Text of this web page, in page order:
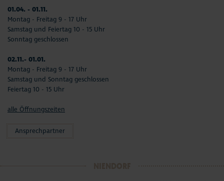
01.04. - 01.11.
Montag - Freitag 9 - 17 Uhr
Samstag und Feiertag 10 - 15 Uhr
Sonntag geschlossen
02.11.- 01.01.
Montag - Freitag 9 - 17 Uhr
Samstag und Sonntag geschlossen
Feiertag 10 - 15 Uhr
alle Öffnungszeiten
Ansprechpartner